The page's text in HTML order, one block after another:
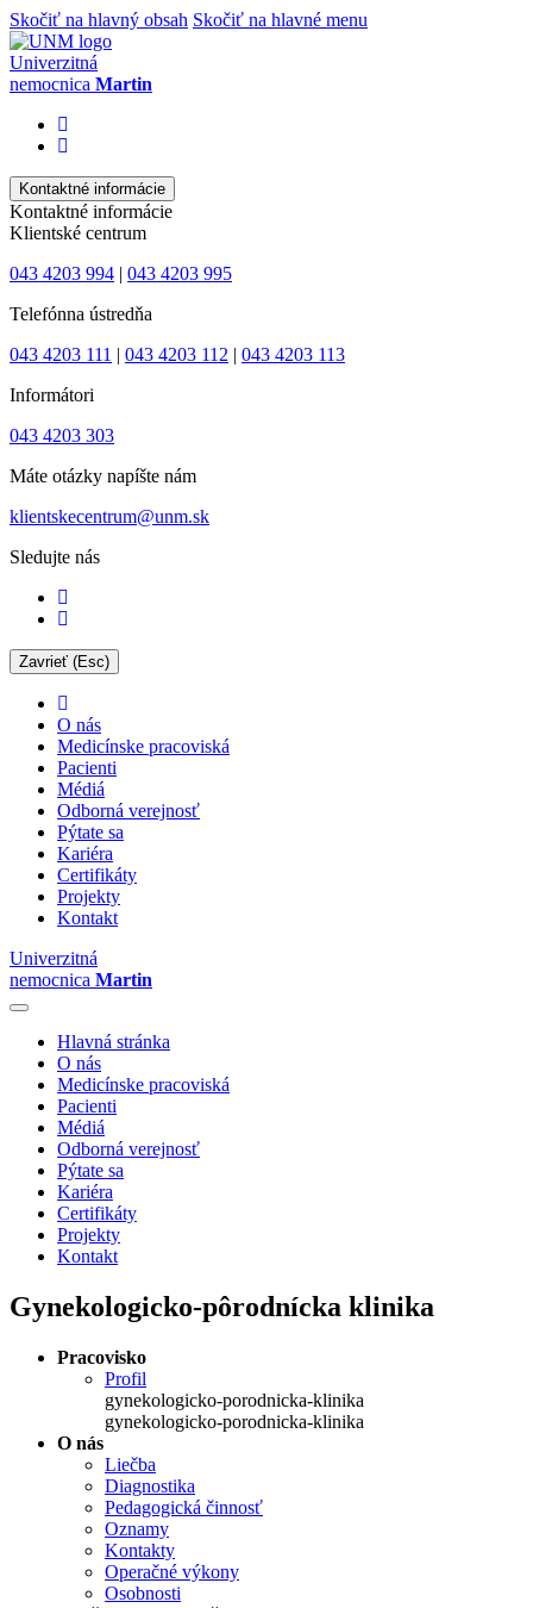
Skočiť na hlavný obsah Skočiť na hlavné menu
Univerzitná
nemocnica Martin
Kontaktné informácie
Kontaktné informácie
Klientské centrum
043 4203 994 | 043 4203 995
Telefónna ústredňa
043 4203 111 | 043 4203 112 | 043 4203 113
Informátori
043 4203 303
Máte otázky napíšte nám
klientskecentrum@unm.sk
Sledujte nás
Zavrieť (Esc)
O nás
Medicínske pracoviská
Pacienti
Médiá
Odborná verejnosť
Pýtate sa
Kariéra
Certifikáty
Projekty
Kontakt
Univerzitná
nemocnica Martin
Hlavná stránka
O nás
Medicínske pracoviská
Pacienti
Médiá
Odborná verejnosť
Pýtate sa
Kariéra
Certifikáty
Projekty
Kontakt
Gynekologicko-pôrodnícka klinika
Pracovisko
Profil
gynekologicko-porodnicka-klinika
gynekologicko-porodnicka-klinika
O nás
Liečba
Diagnostika
Pedagogická činnosť
Oznamy
Kontakty
Operačné výkony
Osobnosti